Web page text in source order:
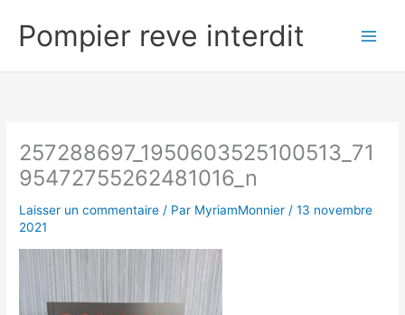
contenu
Pompier reve interdit
257288697_1950603525100513_71
95472755262481016_n
Laisser un commentaire / Par MyriamMonnier /13 novembre
2021